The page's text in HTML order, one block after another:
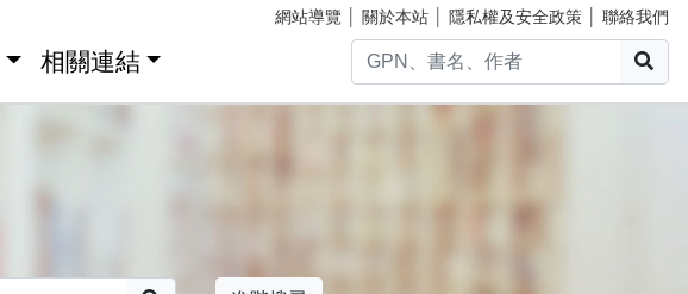
網站導覽 關於本站 隱私權及安全政策 聯絡我們
相關連結